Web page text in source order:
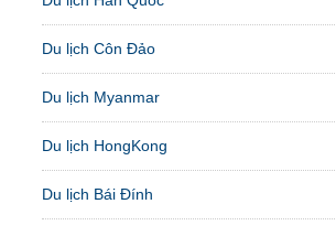
Du lịch Côn Đảo
Du lịch Myanmar
Du lịch HongKong
Du lịch Bái Đính